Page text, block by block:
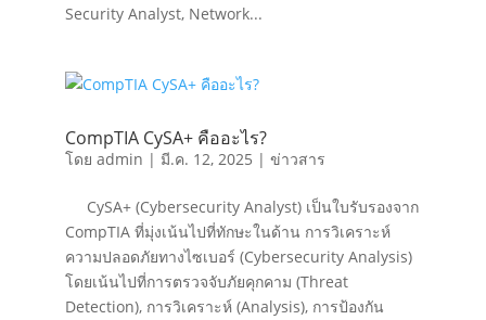
Security Analyst, Network...
CompTIA CySA+ คืออะไร?
โดย admin | มี.ค. 12, 2025 | ข่าวสาร
CySA+ (Cybersecurity Analyst) เป็นใบรับรองจาก
CompTIA ที่มุ่งเน้นไปที่ทักษะในด้าน การวิเคราะห์
ความปลอดภัยทางไซเบอร์ (Cybersecurity Analysis)
โดยเน้นไปที่การตรวจจับภัยคุกคาม (Threat
Detection), การวิเคราะห์ (Analysis), การป้องกัน